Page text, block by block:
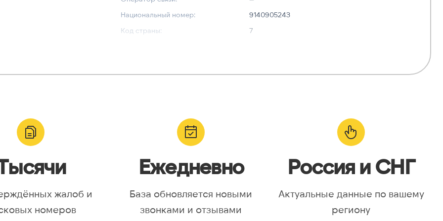
Национальный номер:
9140905243
Код страны:
7
Asia/Yekaterinburg,
Moscow, Europe/Samara
Валидный номер:
✓ Да
жалоб и
номеров
Ежедневно
База обновляется новыми
звонками и отзывами
Россия и СНГ
Актуальные данные по вашему
региону